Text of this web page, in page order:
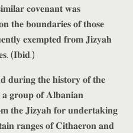
𝐜𝐨𝐯𝐞𝐧𝐚𝐧𝐭 𝐰𝐚𝐬
𝐭𝐡𝐞 𝐛𝐨𝐮𝐧𝐝𝐚𝐫𝐢𝐞𝐬 𝐨𝐟 𝐭𝐡𝐨𝐬𝐞
𝐞𝐱𝐞𝐦𝐩𝐭𝐞𝐝 𝐟𝐫𝐨𝐦 𝐉𝐢𝐳𝐲𝐚𝐡
(𝐈𝐛𝐢𝐝.)
𝐭𝐡𝐞 𝐡𝐢𝐬𝐭𝐨𝐫𝐲 𝐨𝐟 𝐭𝐡𝐞
𝐠𝐫𝐨𝐮𝐩 𝐨𝐟 𝐀𝐥𝐛𝐚𝐧𝐢𝐚𝐧
𝐭𝐡𝐞 𝐉𝐢𝐳𝐲𝐚𝐡 𝐟𝐨𝐫 𝐮𝐧𝐝𝐞𝐫𝐭𝐚𝐤𝐢𝐧𝐠
𝐫𝐚𝐧𝐠𝐞𝐬 𝐨𝐟 𝐂𝐢𝐭𝐡𝐚𝐞𝐫𝐨𝐧 𝐚𝐧𝐝